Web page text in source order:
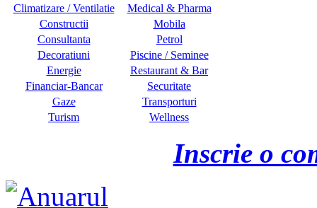
Climatizare / Ventilatie
Medical & Pharma
Constructii
Mobila
Consultanta
Petrol
Decoratiuni
Piscine / Seminee
Energie
Restaurant & Bar
Financiar-Bancar
Securitate
Gaze
Transporturi
Turism
Wellness
Inscrie o